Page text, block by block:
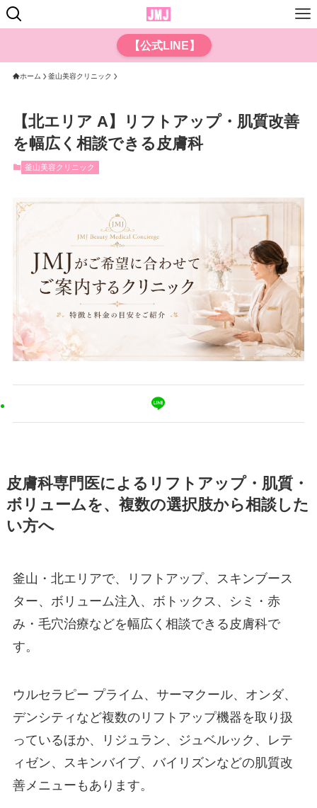
【公式LINE】
ホーム 釜山美容クリニック
【北エリア A】リフトアップ・肌質改善
を幅広く相談できる皮膚科
釜山美容クリニック
皮膚科専門医によるリフトアップ・肌質・
ボリュームを、複数の選択肢から相談した
い方へ
釜山・北エリアで、リフトアップ、スキンブース
ター、ボリューム注入、ボトックス、シミ・赤
み・毛穴治療などを幅広く相談できる皮膚科で
す。
ウルセラピー プライム、サーマクール、オンダ、
デンシティなど複数のリフトアップ機器を取り扱
っているほか、リジュラン、ジュベルック、レテ
ィゼン、スキンバイブ、バイリズンなどの肌質改
善メニューもあります。